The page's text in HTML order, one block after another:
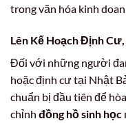
trong văn hóa kinh
Lên Kế Hoạch Định
Đối với những người
hoặc định cư tại Nhật
chuẩn bị đầu tiên để
chỉnh đồng hồ sinh học